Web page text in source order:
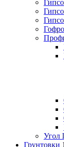
Грунтовки